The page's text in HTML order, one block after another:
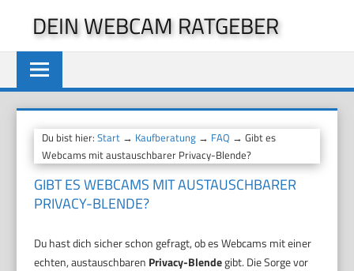
springen
DEIN WEBCAM RATGEBER
Du bist hier:Start → Kaufberatung → FAQ → Gibt es
Webcams mit austauschbarer Privacy-Blende?
GIBT ES WEBCAMS MIT AUSTAUSCHBARER
PRIVACY-BLENDE?
Du hast dich sicher schon gefragt, ob es Webcams mit einer
echten, austauschbaren Privacy-Blendegibt. Die Sorge vor